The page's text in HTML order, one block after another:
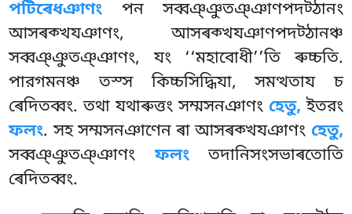
পটিৰেধঞাণং পন সব্বঞ্ঞুতঞ্ঞাণপদট্ঠানং
আসৰক্খযঞাণং, আসৰক্খযঞাণপদট্ঠানঞ্চ
সব্বঞ্ঞুতঞ্ঞাণং, যং ‘‘মহাবোধী’’তি ৰুচ্চতি.
পারগমনঞ্চ তস্স কিচ্চসিদ্ধিযা, সমত্থতায চ
ৰেদিতব্বং. তথা যথাৰুত্তং সম্মসনঞাণং হেতু, ইতরং
ফলং. সহ সম্মসনঞাণেন ৰা আসৰক্খযঞাণং হেতু,
সব্বঞ্ঞুতঞ্ঞাণংফলংতদানিসংসভাৰতোতি
ৰেদিতব্বং.